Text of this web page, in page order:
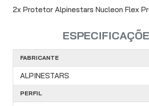
2x Protetor Alpinestars Nucleon Flex
FABRICANTE
ALPINESTARS
PERFIL